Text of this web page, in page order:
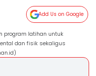
Add Us on Google
program latihan untuk
dan fisik sekaligus